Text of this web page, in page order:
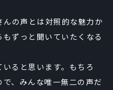
んの声とは対照的な魅力か
ずっと聞いていたくなる
ると思います。もちろ
、みんな唯一無二の声だ